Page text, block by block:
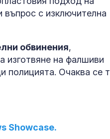
въпрос с изключителна
обвинения,
изготвяне на фалшиви
полицията. Очаква се
Showcase.